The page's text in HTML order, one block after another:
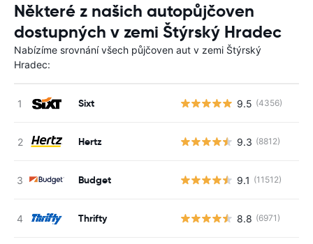
Některé z našich autopůjčoven
dostupných v zemi Štýrský Hradec
Nabízíme srovnání všech půjčoven aut v zemi Štýrský
Hradec:
Sixt 9.5 (4356)
Hertz 9.3 (8812)
Budget 9.1 (11512)
Thrifty 8.8 (6971)